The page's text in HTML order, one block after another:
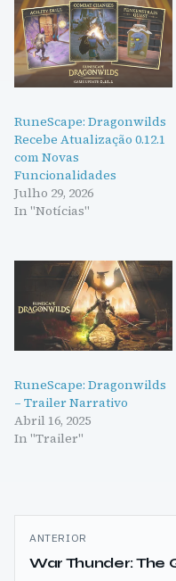
RuneScape: Dragonwilds
Recebe Atualização 0.12.1
com Novas
Funcionalidades
Julho 29, 2026
In "Notícias"
RuneScape: Dragonwilds
– Trailer Narrativo
Abril 16, 2025
In "Trailer"
Navegação
de
ANTERIOR
War Thunder: The